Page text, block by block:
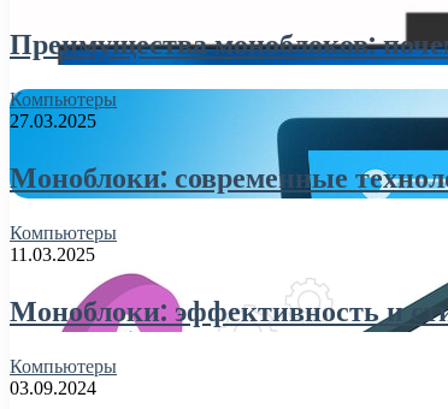
Преимущества моноблоков:
Компьютеры
27.03.2025
Моноблоки: современные
Компьютеры
11.03.2025
Моноблоки: эффективность и
Компьютеры
03.09.2024